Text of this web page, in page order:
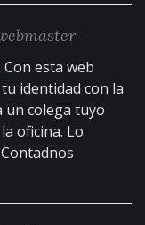
Con esta web
identidad con la
un colega tuyo
oficina. Lo